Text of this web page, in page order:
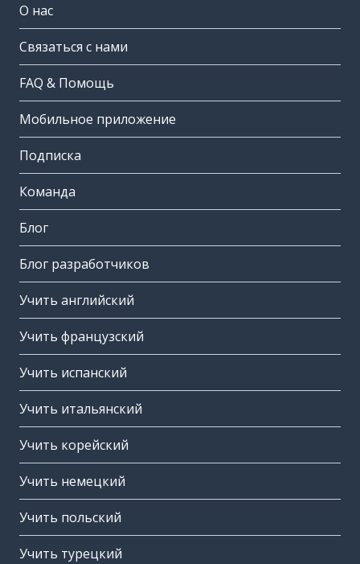
О нас
Связаться с нами
FAQ & Помощь
Мобильное приложение
Подписка
Команда
Блог
Блог разработчиков
Учить английский
Учить французский
Учить испанский
Учить итальянский
Учить корейский
Учить немецкий
Учить польский
Учить турецкий